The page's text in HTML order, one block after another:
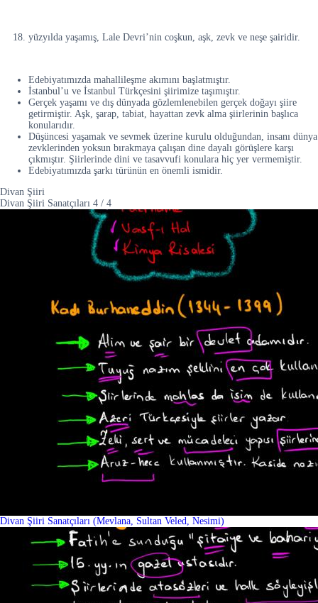
yüzyılda yaşamış, Lale Devri’nin coşkun, aşk, zevk ve neşe şairidir.
Edebiyatımızda mahallileşme akımını başlatmıştır.
İstanbul’u ve İstanbul Türkçesini şiirimize taşımıştır.
Gerçek yaşamı ve dış dünyada gözlemlenebilen gerçek doğayı şiire
getirmiştir. Aşk, şarap, tabiat, hayattan zevk alma şiirlerinin başlıca
konularıdır.
Düşüncesi yaşamak ve sevmek üzerine kurulu olduğundan, insanı dünya
zevklerinden yoksun bırakmaya çalışan dine dayalı görüşlere karşı
çıkmıştır. Şiirlerinde dini ve tasavvufi konulara hiç yer vermemiştir.
Edebiyatımızda şarkı türünün en önemli ismidir.
Divan Şiiri
Divan Şiiri Sanatçıları 4 / 4
Divan Şiiri Sanatçıları (Mevlana, Sultan Veled, Nesimi)